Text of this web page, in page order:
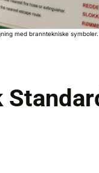
med branntekniske